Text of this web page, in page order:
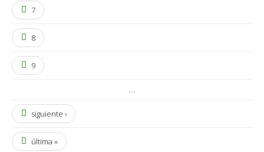
7
8
9
…
siguiente ›
última »